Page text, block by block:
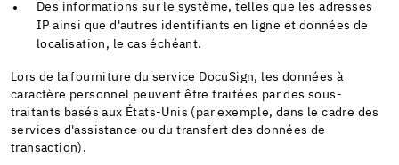
Des informations sur le système, telles que les adresses
IP ainsi que d'autres identifiants en ligne et données de
localisation, le cas échéant.
Lors de la fourniture du service DocuSign, les données à
caractère personnel peuvent être traitées par des sous-
traitants basés aux États-Unis (par exemple, dans le cadre des
services d'assistance ou du transfert des données de
transaction).